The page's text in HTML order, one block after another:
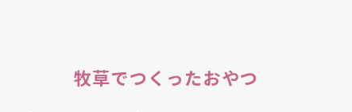
牧草でつくったおやつ